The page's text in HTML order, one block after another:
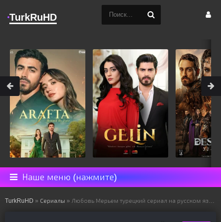
Наше меню (нажмите)
TurkRuHD » Сериалы » Любовь Мерьем турецкий сериал на русском языке все серии смотреть онлайн бесплатно подряд
TurkRuHD